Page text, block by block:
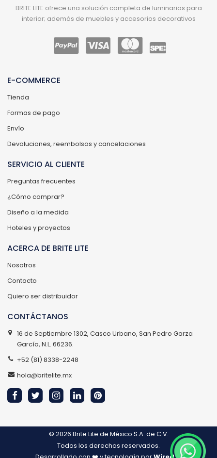
BRITE LITE ofrece una solución completa de luminarios para
interior; además de muebles y accesorios decorativos
E-COMMERCE
Tienda
Formas de pago
Envío
Devoluciones, reembolsos y cancelaciones
SERVICIO AL CLIENTE
Preguntas frecuentes
¿Cómo comprar?
Diseño a la medida
Hoteles y proyectos
ACERCA DE BRITE LITE
Nosotros
Contacto
Quiero ser distribuidor
CONTÁCTANOS
16 de Septiembre 1302, Casco Urbano, San Pedro Garza
García, N.L. 66236.
+52 (81) 8338-2248
hola@britelite.mx
© 2026 Brite Lite de México S.A. de C.V.
Todos los derechos reservados.